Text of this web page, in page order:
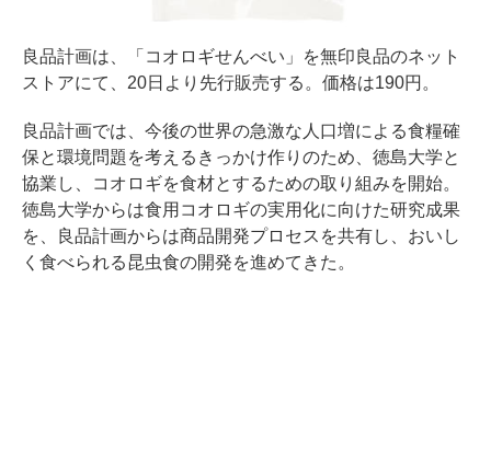
良品計画は、「コオロギせんべい」を無印良品のネット
ストアにて、20日より先行販売する。価格は190円。
良品計画では、今後の世界の急激な人口増による食糧確
保と環境問題を考えるきっかけ作りのため、徳島大学と
協業し、コオロギを食材とするための取り組みを開始。
徳島大学からは食用コオロギの実用化に向けた研究成果
を、良品計画からは商品開発プロセスを共有し、おいし
く食べられる昆虫食の開発を進めてきた。